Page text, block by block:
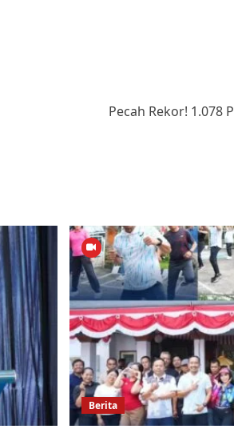
Pecah Rekor! 1.078
Berita